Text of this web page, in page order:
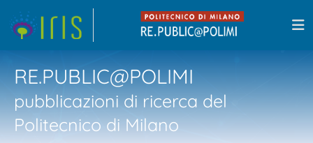
RE.PUBLIC@POLIMI
pubblicazioni di ricerca del
Politecnico di Milano